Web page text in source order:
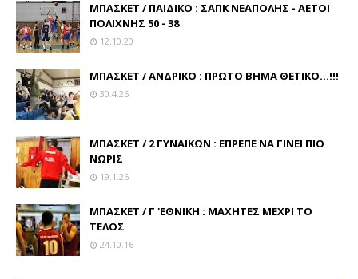
ΜΠΑΣΚΕΤ / ΠΑΙΔΙΚΟ : ΣΑΠΚ ΝΕΑΠΟΛΗΣ - ΑΕΤΟΙ
ΠΟΛΙΧΝΗΣ 50 - 38
12.10.20
ΜΠΑΣΚΕΤ / ΑΝΔΡΙΚΟ : ΠΡΩΤΟ ΒΗΜΑ ΘΕΤΙΚΟ...!!!
30.4.26
ΜΠΑΣΚΕΤ / 2 ΓΥΝΑΙΚΩΝ : ΕΠΡΕΠΕ ΝΑ ΓΙΝΕΙ ΠΙΟ
ΝΩΡΙΣ
19.1.26
ΜΠΑΣΚΕΤ / Γ 'ΕΘΝΙΚΗ : ΜΑΧΗΤΕΣ ΜΕΧΡΙ ΤΟ
ΤΕΛΟΣ
24.10.16